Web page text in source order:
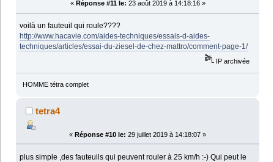
« Réponse #11 le: 23 août 2019 à 14:18:16 »
voilà un fauteuil qui roule????
http://www.hacavie.com/aides-techniques/essais-d-aides-
techniques/articles/essai-du-ziesel-de-chez-mattro/comment-page-1/
IP archivée
HOMME tétra complet
tetra4
« Réponse #10 le: 29 juillet 2019 à 14:18:07 »
plus simple ,des fauteuils qui peuvent rouler à 25 km/h :-) Qui peut le